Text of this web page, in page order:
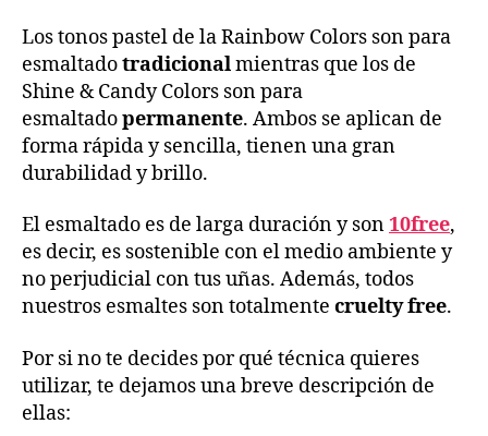
Los tonos pastel de la Rainbow Colors son para
esmaltadotradicionalmientras que los de
Shine & Candy Colors son para
esmaltadopermanente. Ambos se aplican de
forma rápida y sencilla, tienen una gran
durabilidad y brillo.
El esmaltado es de larga duración y son10free,
es decir, es sostenible con el medio ambiente y
no perjudicial con tus uñas. Además, todos
nuestros esmaltes son totalmente cruelty free.
Por si no te decides por qué técnica quieres
utilizar, te dejamos una breve descripción de
ellas: